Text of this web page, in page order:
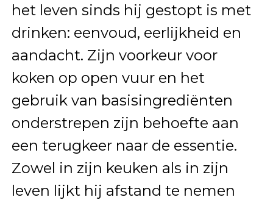
het leven sinds hij gestopt is met
drinken: eenvoud, eerlijkheid en
aandacht. Zijn voorkeur voor
koken op open vuur en het
gebruik van basisingrediënten
onderstrepen zijn behoefte aan
een terugkeer naar de essentie.
Zowel in zijn keuken als in zijn
leven lijkt hij afstand te nemen